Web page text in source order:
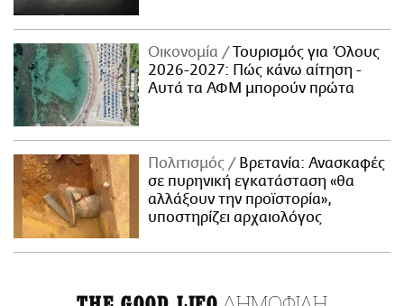
Οικονομία
Τουρισμός για Όλους
2026-2027: Πώς κάνω αίτηση -
Αυτά τα ΑΦΜ μπορούν πρώτα
Πολιτισμός
Βρετανία: Ανασκαφές
σε πυρηνική εγκατάσταση «θα
αλλάξουν την προϊστορία»,
υποστηρίζει αρχαιολόγος